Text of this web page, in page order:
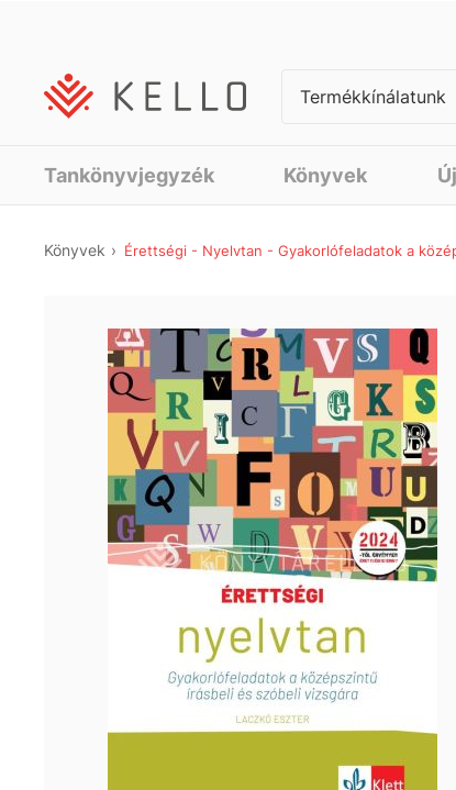
Termékkínálatunk
Tankönyvjegyzék Könyvek
Könyvek Érettségi - Nyelvtan - Gyakorlófeladatok a